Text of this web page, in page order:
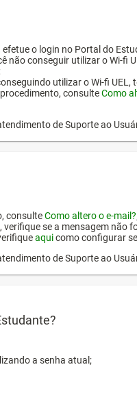
o login no Portal do
não conseguir utilizar o Wi-fi
utilizar o Wi-fi
consulteComo
de Suporte ao
consulteComo altero o e-mail?
verifique se a mensagem
aquicomo configurar
de Suporte ao
a senha atual;